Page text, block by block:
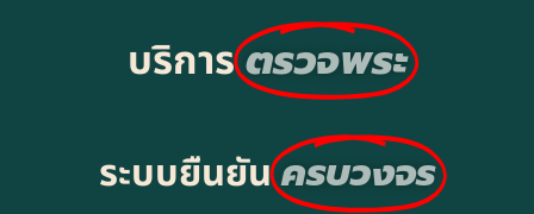
บริการตรวจพระ
ระบบยืนยันครบวงจร